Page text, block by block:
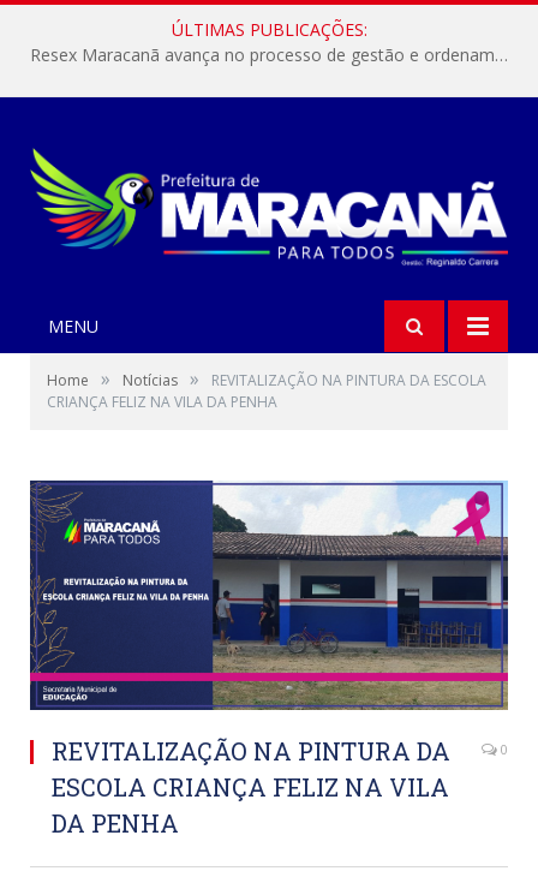
ÚLTIMAS PUBLICAÇÕES:
Resex Maracanã avança no processo de gestão e ordenamento do turismo em nossas áreas protegidas.
MENU
Home » Notícias »
REVITALIZAÇÃO NA PINTURA DA ESCOLA
CRIANÇA FELIZ NA VILA DA PENHA
REVITALIZAÇÃO NA PINTURA DA
ESCOLA CRIANÇA FELIZ NA VILA
DA PENHA
0